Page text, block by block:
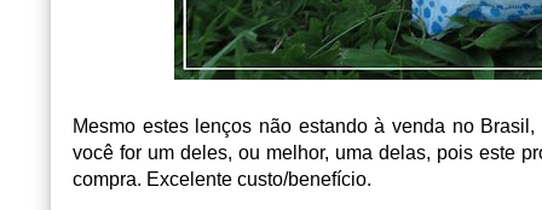
Mesmo estes lenços não estando à venda no
você for um deles, ou melhor, uma delas, pois este
compra. Excelente custo/benefício.